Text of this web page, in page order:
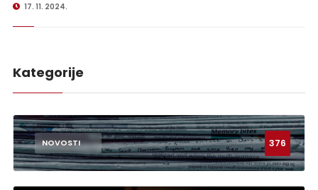
17. 11. 2024.
Kategorije
NOVOSTI 376